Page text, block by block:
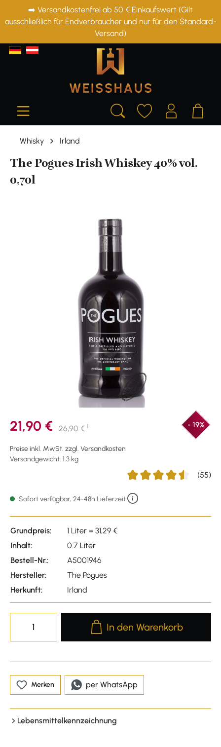
springen
➡️ Versandkostenfrei ab 50 € Einkaufswert (Gilt
ausschließlich für Endverbraucher und nur für den Standard-
Versand)
Whisky Irland
The Pogues Irish Whiskey 40% vol.
0,70l
21,90 € 26,90 €1 - 19%
Preise inkl. MwSt. zzgl. Versandkosten
Versandgewicht: 1.3 kg
(55)
Sofort verfügbar, 24-48h Lieferzeit
Grundpreis:
1 Liter = 31,29 €
Inhalt:
0.7 Liter
Bestell-Nr.:
A5001946
Hersteller:
The Pogues
Herkunft:
Irland
Produkt Anzahl: Gib den
In den Warenkorb
Merken per WhatsApp
Lebensmittelkennzeichnung